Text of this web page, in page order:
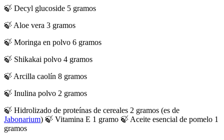
🍃 Decyl glucoside 5 gramos
🍃 Aloe vera 3 gramos
🍃 Moringa en polvo 6 gramos
🍃 Shikakai polvo 4 gramos
🍃 Arcilla caolín 8 gramos
🍃 Inulina polvo 2 gramos
🍃 Hidrolizado de proteínas de cereales 2 gramos (es de
Jabonarium) 🍃 Vitamina E 1 gramo 🍃 Aceite esencial de pomelo 1
gramos